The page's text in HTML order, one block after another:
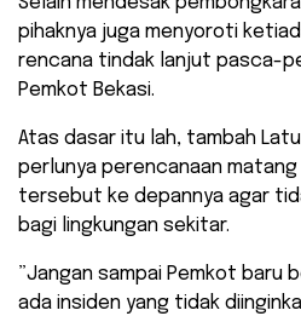
pihaknya juga menyoroti
rencana tindak lanjut pasca-
Pemkot Bekasi.
Atas dasar itu lah, tambah
perlunya perencanaan
tersebut ke depannya agar
bagi lingkungan sekitar.
​”Jangan sampai Pemkot baru
ada insiden yang tidak